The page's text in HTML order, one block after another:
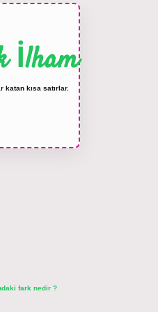
İlham
katan kısa satırlar.
fark nedir ?